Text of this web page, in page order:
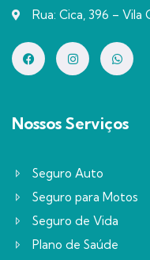
Rua: Cica, 396 – Vila
Nossos Serviços
Seguro Auto
Seguro para Motos
Seguro de Vida
Plano de Saúde